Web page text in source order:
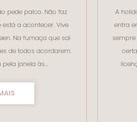
pede palco. Não faz
a acontecer. Vive
Na fumaça que sai
de todos acordarem.
pela janela às…
A
entra